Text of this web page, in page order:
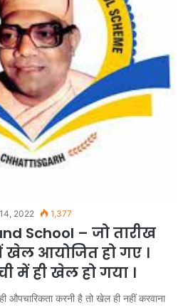
2022 1,377
School – जो तारीख
आयोजित हो गए ।
में ही खेल हो गया ।
औपचारिकता करनी है तो खेल ही नहीं करवाना